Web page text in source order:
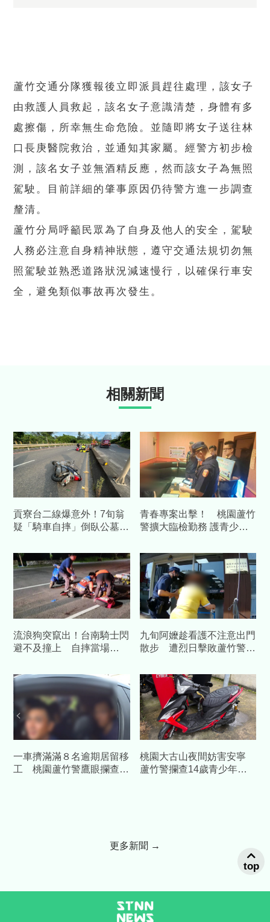
蘆竹交通分隊獲報後立即派員趕往處理，該女子
由救護人員救起，該名女子意識清楚，身體有多
處擦傷，所幸無生命危險。並隨即將女子送往林
口長庚醫院救治，並通知其家屬。經警方初步檢
測，該名女子並無酒精反應，然而該女子為無照
駕駛。目前詳細的肇事原因仍待警方進一步調查
釐清。
蘆竹分局呼籲民眾為了自身及他人的安全，駕駛
人務必注意自身精神狀態，遵守交通法規切勿無
照駕駛並熟悉道路狀況減速慢行，以確保行車安
全，避免類似事故再次發生。
相關新聞
貢寮台二線爆意外！7旬翁
疑「騎車自摔」倒臥公墓
青春專案出擊！ 桃園蘆竹
警擴大臨檢勤務 護青少年
流浪狗突竄出！台南騎士閃
避不及撞上 自摔當場
九旬阿嬤趁看護不注意出門
散步 遭烈日擊敗蘆竹警溫
一車擠滿滿８名逾期居留移
工 桃園蘆竹警鷹眼攔查車
桃園大古山夜間妨害安寧
蘆竹警攔查14歲青少年無
更多新聞 →
top